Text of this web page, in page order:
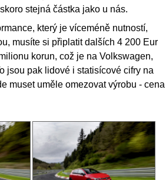
stejná částka jako u nás.
který je víceméně nutností,
musíte si připlatit dalších 4 200 Eur
korun, což je na Volkswagen,
jsou pak lidové i statisícové cifry na
muset uměle omezovat výrobu - cena